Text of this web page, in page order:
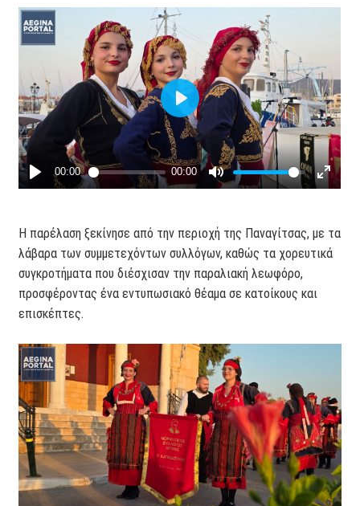
Η παρέλαση ξεκίνησε από την περιοχή της Παναγίτσας, με τα
λάβαρα των συμμετεχόντων συλλόγων, καθώς τα χορευτικά
συγκροτήματα που διέσχισαν την παραλιακή λεωφόρο,
προσφέροντας ένα εντυπωσιακό θέαμα σε κατοίκους και
επισκέπτες.